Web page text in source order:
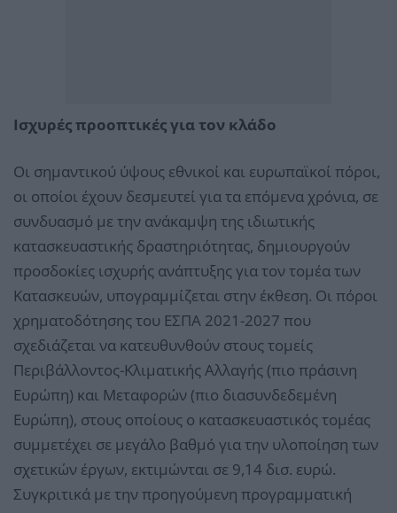
Ισχυρές προοπτικές για τον κλάδο
Οι σημαντικού ύψους εθνικοί και ευρωπαϊκοί πόροι,
οι οποίοι έχουν δεσμευτεί για τα επόμενα χρόνια, σε
συνδυασμό με την ανάκαμψη της ιδιωτικής
κατασκευαστικής δραστηριότητας, δημιουργούν
προσδοκίες ισχυρής ανάπτυξης για τον τομέα των
Κατασκευών, υπογραμμίζεται στην έκθεση. Οι πόροι
χρηματοδότησης του ΕΣΠΑ 2021-2027 που
σχεδιάζεται να κατευθυνθούν στους τομείς
Περιβάλλοντος-Κλιματικής Αλλαγής (πιο πράσινη
Ευρώπη) και Μεταφορών (πιο διασυνδεδεμένη
Ευρώπη), στους οποίους ο κατασκευαστικός τομέας
συμμετέχει σε μεγάλο βαθμό για την υλοποίηση των
σχετικών έργων, εκτιμώνται σε 9,14 δισ. ευρώ.
Συγκριτικά με την προηγούμενη προγραμματική